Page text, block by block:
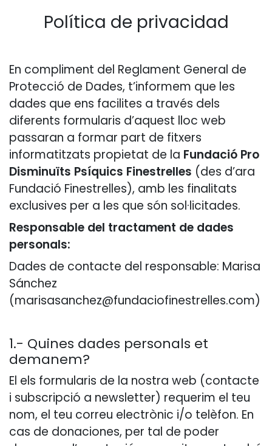
Política de privacidad
En compliment del Reglament General de
Protecció de Dades, t’informem que les
dades que ens facilites a través dels
diferents formularis d’aquest lloc web
passaran a formar part de fitxers
informatitzats propietat de la Fundació Pro
Disminuïts Psíquics Finestrelles (des d’ara
Fundació Finestrelles), amb les finalitats
exclusives per a les que són sol·licitades.
Responsable del tractament de dades
personals:
Dades de contacte del responsable: Marisa
Sánchez
(marisasanchez@fundaciofinestrelles.com)
1.- Quines dades personals et
demanem?
El els formularis de la nostra web (contacte
i subscripció a newsletter) requerim el teu
nom, el teu correu electrònic i/o telèfon. En
cas de donaciones, per tal de poder